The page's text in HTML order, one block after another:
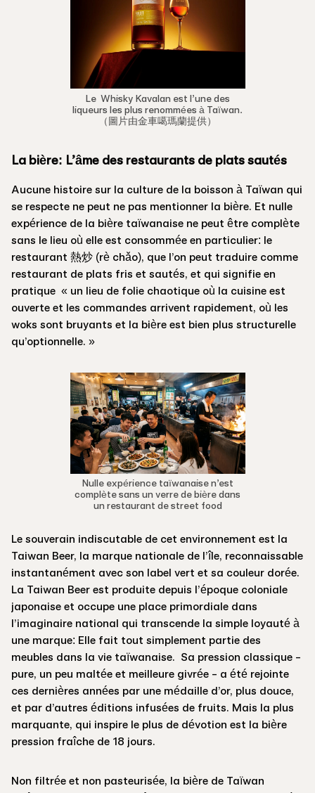
Le Whisky Kavalan est l’une des
liqueurs les plus renommées à Taïwan.
（圖片由金車噶瑪蘭提供）
La bière: L’âme des restaurants de plats sautés
Aucune histoire sur la culture de la boisson à Taïwan qui
se respecte ne peut ne pas mentionner la bière. Et nulle
expérience de la bière taïwanaise ne peut être complète
sans le lieu où elle est consommée en particulier: le
restaurant 熱炒 (rè chǎo), que l’on peut traduire comme
restaurant de plats fris et sautés, et qui signifie en
pratique « un lieu de folie chaotique où la cuisine est
ouverte et les commandes arrivent rapidement, où les
woks sont bruyants et la bière est bien plus structurelle
qu’optionnelle. »
Nulle expérience taïwanaise n’est
complète sans un verre de bière dans
un restaurant de street food
Le souverain indiscutable de cet environnement est la
Taiwan Beer, la marque nationale de l’île, reconnaissable
instantanément avec son label vert et sa couleur dorée.
La Taiwan Beer est produite depuis l’époque coloniale
japonaise et occupe une place primordiale dans
l’imaginaire national qui transcende la simple loyauté à
une marque: Elle fait tout simplement partie des
meubles dans la vie taïwanaise. Sa pression classique -
pure, un peu maltée et meilleure givrée - a été rejointe
ces dernières années par une médaille d’or, plus douce,
et par d’autres éditions infusées de fruits. Mais la plus
marquante, qui inspire le plus de dévotion est la bière
pression fraîche de 18 jours.
Non filtrée et non pasteurisée, la bière de Taïwan